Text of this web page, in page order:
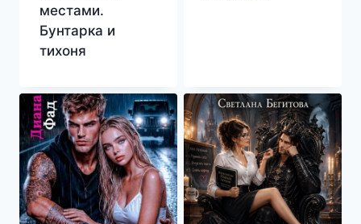
местами.
Бунтарка и
тихоня